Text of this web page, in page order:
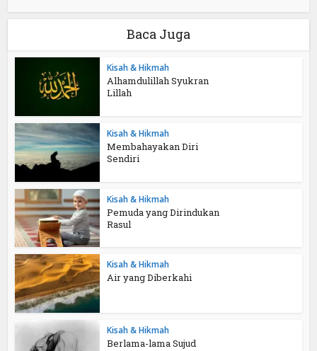
Baca Juga
Kisah & Hikmah
Alhamdulillah Syukran
Lillah
Kisah & Hikmah
Membahayakan Diri
Sendiri
Kisah & Hikmah
Pemuda yang Dirindukan
Rasul
Kisah & Hikmah
Air yang Diberkahi
Kisah & Hikmah
Berlama-lama Sujud